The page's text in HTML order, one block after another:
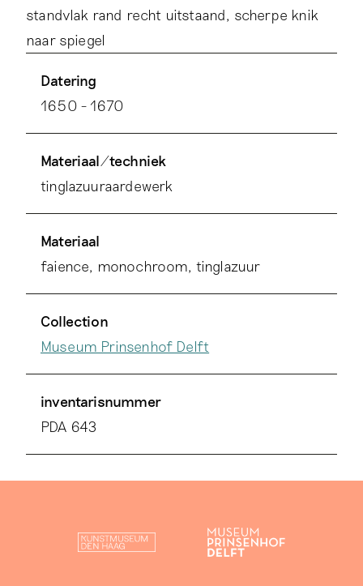
standvlak rand recht uitstaand, scherpe knik
naar spiegel
Datering
1650 - 1670
Materiaal/techniek
tinglazuuraardewerk
Materiaal
faience, monochroom, tinglazuur
Collection
Museum Prinsenhof Delft
inventarisnummer
PDA 643